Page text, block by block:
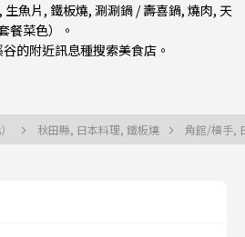
, 生魚片 , 鐵板燒, 涮涮鍋 / 壽喜鍋, 燒肉, 天
菜色）
。
的附近訊息種搜索美食店。
秋田縣, 日本料理, 鐵板燒 角館/橫手,